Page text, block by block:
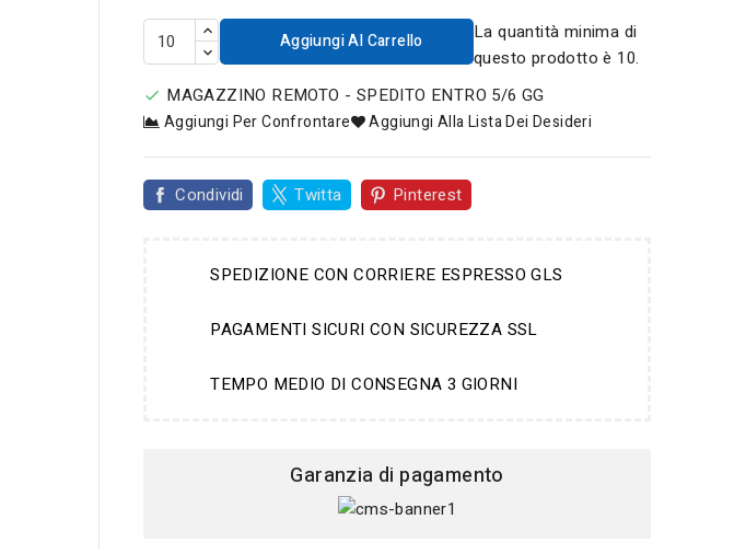
Aggiungi Al Carrello
La quantità minima di
questo prodotto è 10.
 MAGAZZINO REMOTO - SPEDITO ENTRO 5/6 GG
Aggiungi Per Confrontare Aggiungi Alla Lista Dei Desideri
Condividi Twitta Pinterest
SPEDIZIONE CON CORRIERE ESPRESSO GLS
PAGAMENTI SICURI CON SICUREZZA SSL
TEMPO MEDIO DI CONSEGNA 3 GIORNI
Garanzia di pagamento